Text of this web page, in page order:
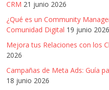
CRM 21 junio 2026
¿Qué es un Community
Comunidad Digital 19 junio 2026
Mejora tus Relaciones con los
2026
Campañas de Meta Ads: Guía
18 junio 2026